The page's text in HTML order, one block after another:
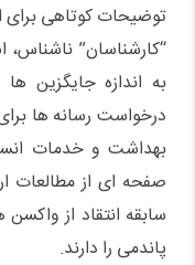
توضیحات کوتاهی برای
به اندازه جایگزین
درخواست رسانه ها
صفحه ای از مطالعات
سابقه انتقاد از
پاندمی را دارند.